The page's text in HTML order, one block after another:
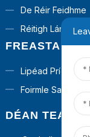
De Réir Feidhme
Réitigh Lán-
FREASTAL
Lipéad
Foirmle
DÉAN